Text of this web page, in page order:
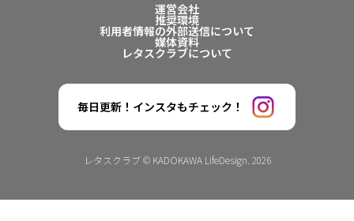
運営会社
推奨環境
利用者情報の外部送信について
媒体資料
レタスクラブについて
毎日更新！インスタもチェック！
レタスクラブ © KADOKAWA LifeDesign. 2026